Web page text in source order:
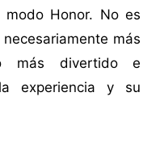
Honor. No es
más
más divertido e
experiencia y su